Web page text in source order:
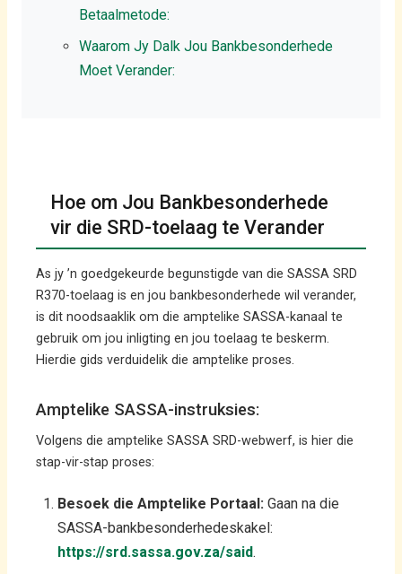
Betaalmetode:
Waarom Jy Dalk Jou Bankbesonderhede
Moet Verander:
Hoe om Jou Bankbesonderhede
vir die SRD-toelaag te Verander
As jy ’n goedgekeurde begunstigde van die SASSA SRD
R370-toelaag is en jou bankbesonderhede wil verander,
is dit noodsaaklik om die amptelike SASSA-kanaal te
gebruik om jou inligting en jou toelaag te beskerm.
Hierdie gids verduidelik die amptelike proses.
Amptelike SASSA-instruksies:
Volgens die amptelike SASSA SRD-webwerf, is hier die
stap-vir-stap proses:
Besoek die Amptelike Portaal: Gaan na die
SASSA-bankbesonderhedeskakel:
https://srd.sassa.gov.za/said.